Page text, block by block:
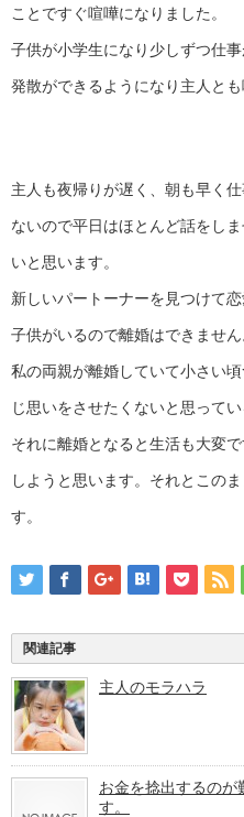
ことですぐ喧嘩になりました。
子供が小学生になり少しずつ仕
発散ができるようになり主人とも
主人も夜帰りが遅く、朝も早く
ないので平日はほとんど話をし
いと思います。
新しいパートーナーを見つけて
子供がいるので離婚はできません
私の両親が離婚していて小さい
じ思いをさせたくないと思って
それに離婚となると生活も大変
しようと思います。それとこの
す。
関連記事
主人のモラハラ
お金を捻出するのが
す。